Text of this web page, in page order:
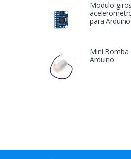
Modulo
para Arduino
Mini Bomba
Arduino